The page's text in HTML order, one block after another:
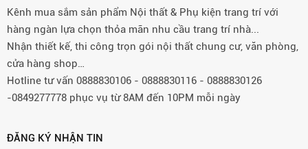
Kênh mua sắm sản phẩm Nội thất & Phụ kiện trang trí với
hàng ngàn lựa chọn thỏa mãn nhu cầu trang trí nhà...
Nhận thiết kế, thi công trọn gói nội thất chung cư, văn phòng,
cửa hàng shop…
Hotline tư vấn 0888830106 - 0888830116 - 0888830126
-0849277778 phục vụ từ 8AM đến 10PM mỗi ngày
ĐĂNG KÝ NHẬN TIN